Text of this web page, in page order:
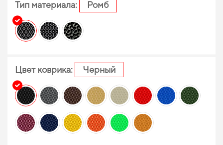
Тип материала: Ромб
Цвет коврика: Черный